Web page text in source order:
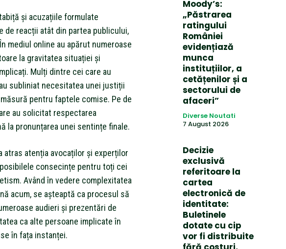
și acuzațiile formulate
de reacții atât din partea publicului,
mediul online au apărut numeroase
la gravitatea situației și
Mulți dintre cei care au
subliniat necesitatea unei justiții
pentru faptele comise. Pe de
au solicitat respectarea
la pronunțarea unei sentințe finale.
atras atenția avocaților și experților
consecințe pentru toți cei
Având în vedere complexitatea
acum, se așteaptă ca procesul să
audieri și prezentări de
ca alte persoane implicate în
în fața instanței.
Moody’s:
„Păstrarea
ratingului
României
evidențiază
munca
instituțiilor, a
cetățenilor și a
sectorului de
afaceri”
Diverse Noutati
7 August 2026
Decizie
exclusivă
referitoare la
cartea
electronică de
identitate:
Buletinele
dotate cu cip
vor fi distribuite